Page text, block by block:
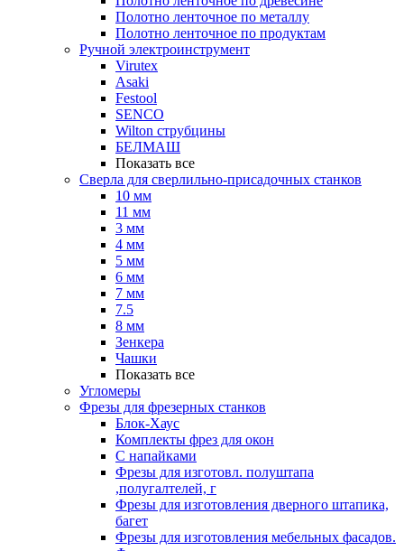
Полотно ленточное по металлу
Полотно ленточное по продуктам
Ручной электроинструмент
Virutex
Asaki
Festool
SENCO
Wilton струбцины
БЕЛМАШ
Показать все
Сверла для сверлильно-присадочных станков
10 мм
11 мм
3 мм
4 мм
5 мм
6 мм
7 мм
7.5
8 мм
Зенкера
Чашки
Показать все
Угломеры
Фрезы для фрезерных станков
Блок-Хаус
Комплекты фрез для окон
С напайками
Фрезы для изготовл. полуштапа
,полугалтелей, г
Фрезы для изготовления дверного штапика,
багет
Фрезы для изготовления мебельных фасадов.